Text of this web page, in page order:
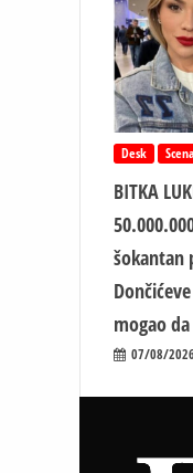
Desk Scena
BITKA
šokantan
mogao
07/08/2026